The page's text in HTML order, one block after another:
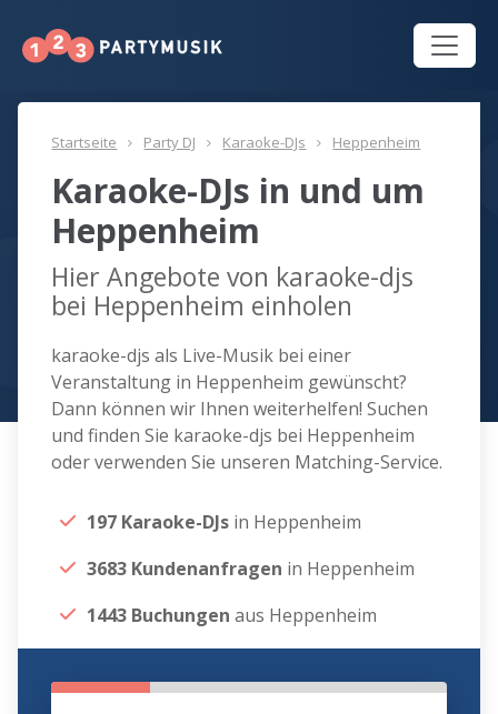
Startseite Party DJ Karaoke-DJs Heppenheim
Karaoke-DJs in und um
Heppenheim
Hier Angebote von karaoke-djs
bei Heppenheim einholen
karaoke-djs als Live-Musik bei einer
Veranstaltung in Heppenheim gewünscht?
Dann können wir Ihnen weiterhelfen! Suchen
und finden Sie karaoke-djs bei Heppenheim
oder verwenden Sie unseren Matching-Service.
197 Karaoke-DJs in Heppenheim
3683 Kundenanfragen in Heppenheim
1443 Buchungen aus Heppenheim